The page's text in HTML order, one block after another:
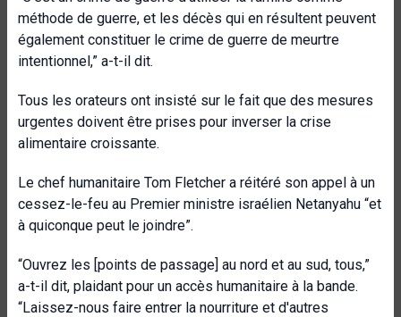
méthode de guerre, et les décès qui en résultent peuvent
également constituer le crime de guerre de meurtre
intentionnel,” a-t-il dit.
Tous les orateurs ont insisté sur le fait que des mesures
urgentes doivent être prises pour inverser la crise
alimentaire croissante.
Le chef humanitaire Tom Fletcher a réitéré son appel à un
cessez-le-feu au Premier ministre israélien Netanyahu “et
à quiconque peut le joindre”.
“Ouvrez les [points de passage] au nord et au sud, tous,”
a-t-il dit, plaidant pour un accès humanitaire à la bande.
“Laissez-nous faire entrer la nourriture et d'autres